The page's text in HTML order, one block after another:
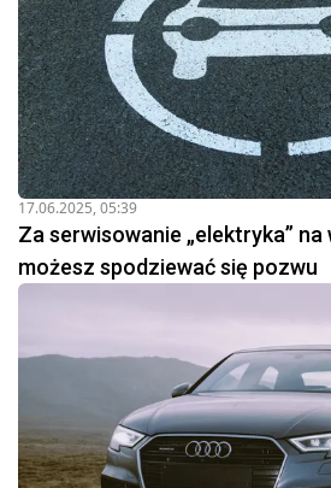
17.06.2025, 05:39
Za serwisowanie „elektryka” na
możesz spodziewać się pozwu